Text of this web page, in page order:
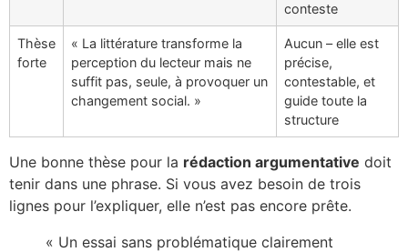
conteste
Thèse
forte
« La littérature transforme la
perception du lecteur mais ne
suffit pas, seule, à provoquer un
changement social. »
Aucun – elle est
précise,
contestable, et
guide toute la
structure
Une bonne thèse pour la rédaction argumentative doit
tenir dans une phrase. Si vous avez besoin de trois
lignes pour l’expliquer, elle n’est pas encore prête.
« Un essai sans problématique clairement